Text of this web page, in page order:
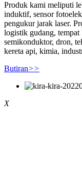
Produk kami meliputi
induktif, sensor
pengukur jarak laser.
logistik gudang,
semikonduktor, dron,
kereta api, kimia,
Butiran>>
X